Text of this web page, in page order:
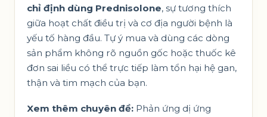
chỉ định dùng Prednisolone, sự tương thích
giữa hoạt chất điều trị và cơ địa người bệnh là
yếu tố hàng đầu. Tự ý mua và dùng các dòng
sản phẩm không rõ nguồn gốc hoặc thuốc kê
đơn sai liều có thể trực tiếp làm tổn hại hệ gan,
thận và tim mạch của bạn.
Xem thêm chuyên đề: Phản ứng dị ứng